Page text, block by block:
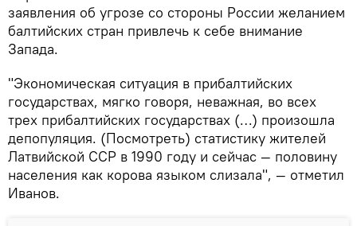
заявления об угрозе со стороны России желанием
балтийских стран привлечь к себе внимание
Запада.
"Экономическая ситуация в прибалтийских
государствах, мягко говоря, неважная, во всех
трех прибалтийских государствах (…) произошла
депопуляция. (Посмотреть) статистику жителей
Латвийской ССР в 1990 году и сейчас — половину
населения как корова языком слизала", — отметил
Иванов.